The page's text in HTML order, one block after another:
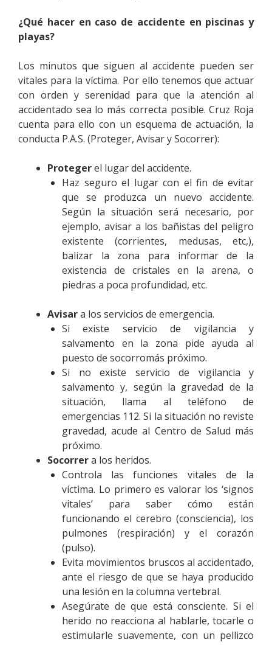
¿Qué hacer en caso de accidente en piscinas y
playas?
Los minutos que siguen al accidente pueden ser
vitales para la víctima. Por ello tenemos que actuar
con orden y serenidad para que la atención al
accidentado sea lo más correcta posible. Cruz Roja
cuenta para ello con un esquema de actuación, la
conducta P.A.S. (Proteger, Avisar y Socorrer):
Protegerel lugar del accidente.
Haz seguro el lugar con el fin de evitar
que se produzca un nuevo accidente.
Según la situación será necesario, por
ejemplo, avisar a los bañistas del peligro
existente (corrientes, medusas, etc,),
balizar la zona para informar de la
existencia de cristales en la arena, o
piedras a poca profundidad, etc.
Avisara los servicios de emergencia.
Si existe servicio de vigilancia y
salvamento en la zona pide ayuda al
puesto de socorromás próximo.
Si no existe servicio de vigilancia y
salvamento y, según la gravedad de la
situación, llama al teléfono de
emergencias 112. Si la situación no reviste
gravedad, acude al Centro de Salud más
próximo.
Socorrera los heridos.
Controla las funciones vitales de la
víctima. Lo primero es valorar los ‘signos
vitales’ para saber cómo están
funcionando el cerebro (consciencia), los
pulmones (respiración) y el corazón
(pulso).
Evita movimientos bruscos al accidentado,
ante el riesgo de que se haya producido
una lesión en la columna vertebral.
Asegúrate de que está consciente. Si el
herido no reacciona al hablarle, tocarle o
estimularle suavemente, con un pellizco